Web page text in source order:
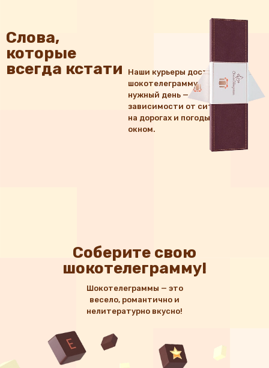
Слова,
которые
всегда кстати
Наши курьеры доставят
шокотелеграмму точно в
нужный день — вне
зависимости от ситуации
на дорогах и погоды за
окном.
Соберите свою
шокотелеграмму!
Шокотелеграммы — это
весело, романтично и
нелитературно вкусно!